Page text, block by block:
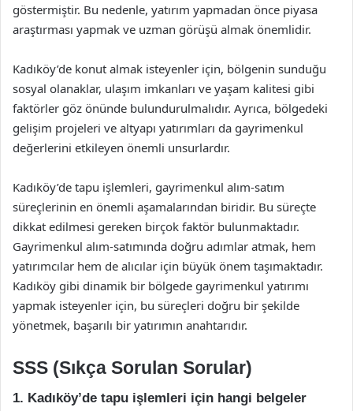
göstermiştir. Bu nedenle, yatırım yapmadan önce piyasa
araştırması yapmak ve uzman görüşü almak önemlidir.
Kadıköy’de konut almak isteyenler için, bölgenin sunduğu
sosyal olanaklar, ulaşım imkanları ve yaşam kalitesi gibi
faktörler göz önünde bulundurulmalıdır. Ayrıca, bölgedeki
gelişim projeleri ve altyapı yatırımları da gayrimenkul
değerlerini etkileyen önemli unsurlardır.
Kadıköy’de tapu işlemleri, gayrimenkul alım-satım
süreçlerinin en önemli aşamalarından biridir. Bu süreçte
dikkat edilmesi gereken birçok faktör bulunmaktadır.
Gayrimenkul alım-satımında doğru adımlar atmak, hem
yatırımcılar hem de alıcılar için büyük önem taşımaktadır.
Kadıköy gibi dinamik bir bölgede gayrimenkul yatırımı
yapmak isteyenler için, bu süreçleri doğru bir şekilde
yönetmek, başarılı bir yatırımın anahtarıdır.
SSS (Sıkça Sorulan Sorular)
1. Kadıköy’de tapu işlemleri için hangi belgeler